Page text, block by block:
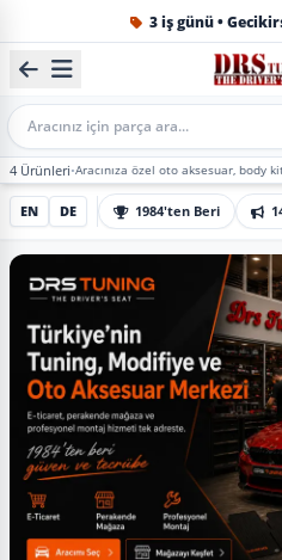
1984'ten beri Türkiye’nin en
Mobil Arama
Aracınıza özel oto aksesuar, body kit, tuning,
EN DE 1984'ten Beri